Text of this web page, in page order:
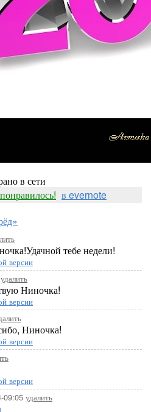
в сети
понравилось! в evernote
тебе недели!
версии
удалить
Ниночка!
версии
Ниночка!
версии
версии
09:05 удалить